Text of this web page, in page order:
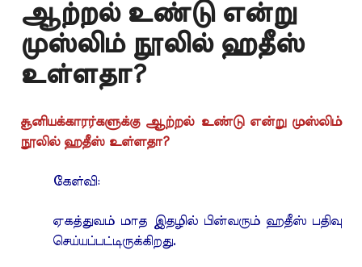
ஆற்றல் உண்டு என்று
முஸ்லிம் நூலில் ஹதீஸ்
உள்ளதா?
சூனியக்காரர்களுக்கு ஆற்றல் உண்டு என்று முஸ்லிம்
நூலில் ஹதீஸ் உள்ளதா?
கேள்வி:
ஏகத்துவம் மாத இதழில் பின்வரும் ஹதீஸ் பதிவு
செய்யப்பட்டிருக்கிறது.